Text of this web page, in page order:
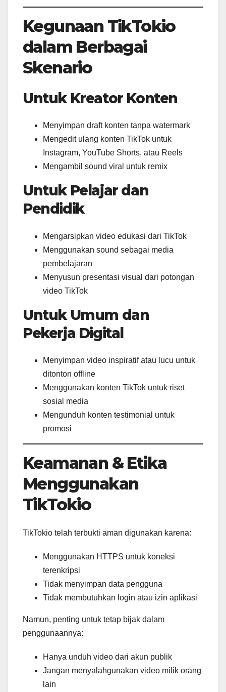
Kegunaan TikTokio
dalam Berbagai
Skenario
Untuk Kreator Konten
Menyimpan draft konten tanpa watermark
Mengedit ulang konten TikTok untuk
Instagram, YouTube Shorts, atau Reels
Mengambil sound viral untuk remix
Untuk Pelajar dan
Pendidik
Mengarsipkan video edukasi dari TikTok
Menggunakan sound sebagai media
pembelajaran
Menyusun presentasi visual dari potongan
video TikTok
Untuk Umum dan
Pekerja Digital
Menyimpan video inspiratif atau lucu untuk
ditonton offline
Menggunakan konten TikTok untuk riset
sosial media
Mengunduh konten testimonial untuk
promosi
Keamanan & Etika
Menggunakan
TikTokio
TikTokio telah terbukti aman digunakan karena:
Menggunakan HTTPS untuk koneksi
terenkripsi
Tidak menyimpan data pengguna
Tidak membutuhkan login atau izin aplikasi
Namun, penting untuk tetap bijak dalam
penggunaannya:
Hanya unduh video dari akun publik
Jangan menyalahgunakan video milik orang
lain